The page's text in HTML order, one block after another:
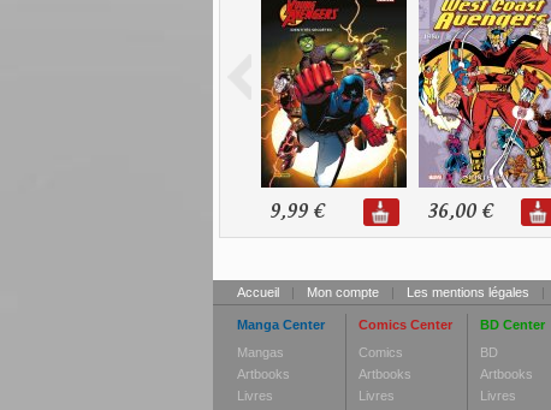
9,99 € 36,00 €
Accueil | Mon compte | Les mentions légales |
Manga Center
Mangas
Artbooks
Livres
Comics Center
Comics
Artbooks
Livres
BD Center
BD
Artbooks
Livres